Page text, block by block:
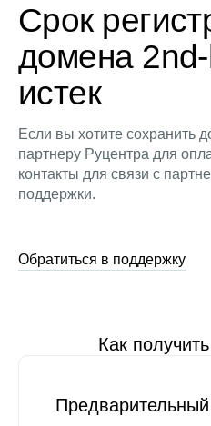
Срок
домена
истек
Если вы хотите сохранить
партнеру Руцентра для
контакты для связи с
поддержки.
Обратиться в поддержку
Как
Предварительный